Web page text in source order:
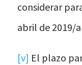
considerar
abril de 2019/
[v] El plazo